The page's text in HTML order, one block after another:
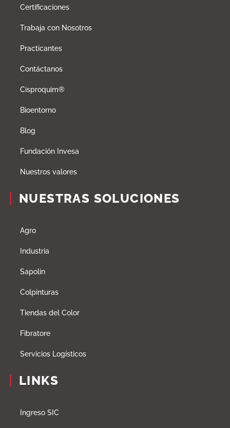
Certificaciones
Trabaja con Nosotros
Practicantes
Contáctanos
Cisproquim®
Bioentorno
Blog
Fundación Invesa
Nuestros valores
NUESTRAS SOLUCIONES
Agro
Industria
Sapolin
Colpinturas
Tiendas del Color
Fibratore
Servicios Logísticos
LINKS
Ingreso SIC